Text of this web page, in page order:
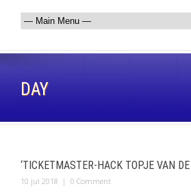
DAY
‘TICKETMASTER-HACK TOPJE VAN DE
10 jul 2018 | 0 Comment